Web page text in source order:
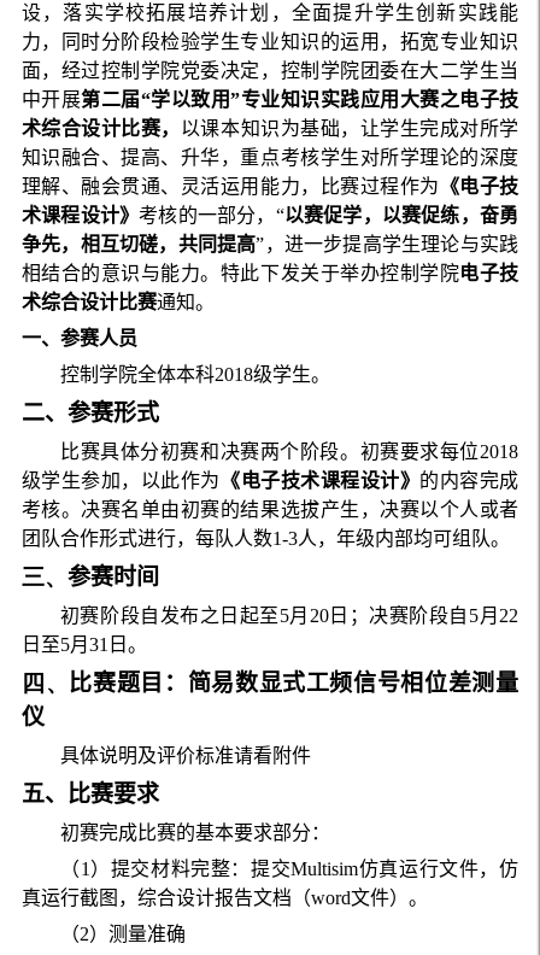
设，落实学校拓展培养计划，全面提升学生创新实践能
力，同时分阶段检验学生专业知识的运用，拓宽专业知识
面，经过控制学院党委决定，控制学院团委在大二学生当
中开展第二届“学以致用”专业知识实践应用大赛之电子技
术综合设计比赛， 以课本知识为基础，让学生完成对所学
知识融合、提高、升华，重点考核学生对所学理论的深度
理解、融会贯通、灵活运用能力，比赛过程作为 《电子技
术课程设计》考核的一部分，“以赛促学，以赛促练，奋勇
争先，相互切磋，共同提高”，进一步提高学生理论与实践
相结合的意识与能力。特此下发关于举办控制学院电子技
术综合设计比赛通知。
一、参赛人员
控制学院全体本科2018级学生。
二、参赛形式
比赛具体分初赛和决赛两个阶段。初赛要求每位2018
级学生参加，以此作为 《电子技术课程设计》 的内容完成
考核。决赛名单由初赛的结果选拔产生，决赛以个人或者
团队合作形式进行，每队人数1-3人，年级内部均可组队。
三、 参赛时间
初赛阶段自发布之日起至5月20日；决赛阶段自5月22
日至5月31日。
四、
比赛题目：简易数显式工频信号相位差测量
仪
具体说明及评价标准请看附件
五、比赛要求
初赛完成比赛的基本要求部分：
（1）提交材料完整：提交Multisim仿真运行文件，仿
真运行截图，综合设计报告文档（word文件）。
（2）测量准确